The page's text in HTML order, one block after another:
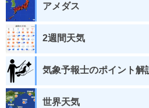
アメダス
2週間天気
気象予報士のポイント解
世界天気